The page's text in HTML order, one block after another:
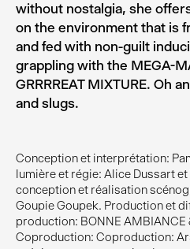
Conception et interprétation:
lumière et régie: Alice Dussart
conception et réalisation
Goupie Goupek. Production et
production: BONNE AMBIANCE
Coproduction: Coproduction:
without nostalgia, she
on the environment that is
and fed with non-guilt
grappling with the MEGA-
GRRRREAT MIXTURE. Oh
and slugs.